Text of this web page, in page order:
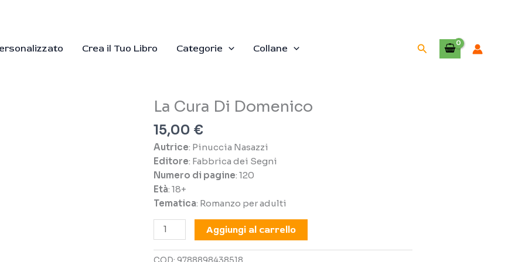
Crea il Tuo Libro Categorie Collane Cerca
La Cura Di Domenico
15,00 €
Autrice: Pinuccia Nasazzi
Editore: Fabbrica dei Segni
Numero di pagine: 120
Età: 18+
Tematica: Romanzo per adulti
Cura
Di
Aggiungi al carrello